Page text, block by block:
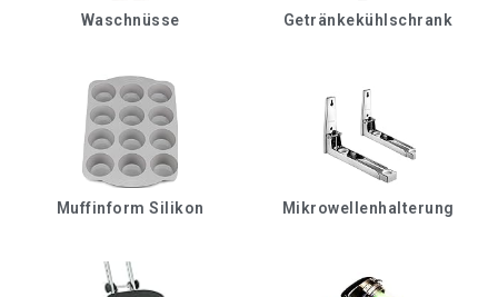
Waschnüsse Getränkekühlschrank
Muffinform Silikon Mikrowellenhalterung